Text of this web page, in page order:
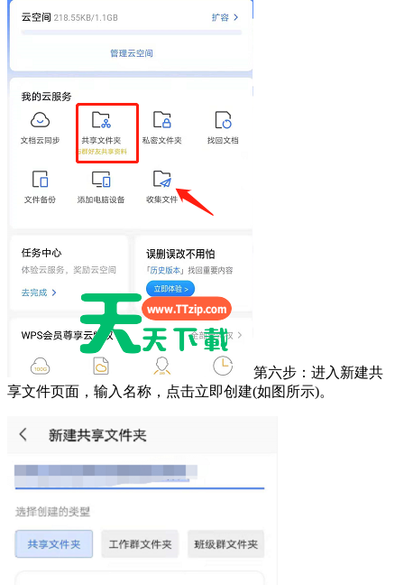
第六步：进入新建共
享文件页面，输入名称，点击立即创建(如图所示)。